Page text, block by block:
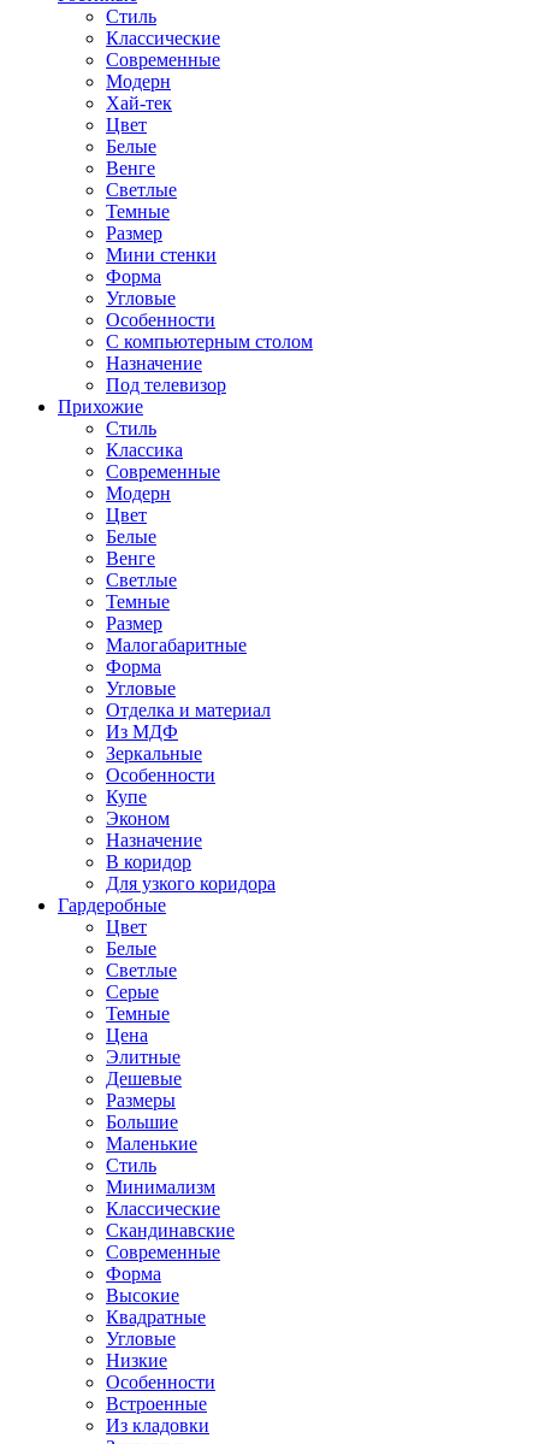
Стиль
Классические
Современные
Модерн
Хай-тек
Цвет
Белые
Венге
Светлые
Темные
Размер
Мини стенки
Форма
Угловые
Особенности
С компьютерным столом
Назначение
Под телевизор
Прихожие
Стиль
Классика
Современные
Модерн
Цвет
Белые
Венге
Светлые
Темные
Размер
Малогабаритные
Форма
Угловые
Отделка и материал
Из МДФ
Зеркальные
Особенности
Купе
Эконом
Назначение
В коридор
Для узкого коридора
Гардеробные
Цвет
Белые
Светлые
Серые
Темные
Цена
Элитные
Дешевые
Размеры
Большие
Маленькие
Стиль
Минимализм
Классические
Скандинавские
Современные
Форма
Высокие
Квадратные
Угловые
Низкие
Особенности
Встроенные
Из кладовки